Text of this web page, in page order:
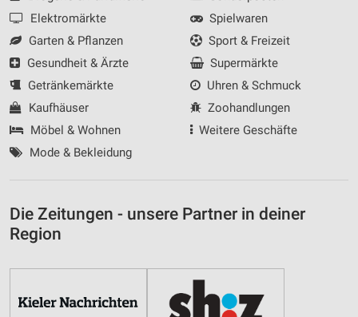
Elektromärkte
Garten & Pflanzen
Gesundheit & Ärzte
Getränkemärkte
Kaufhäuser
Möbel & Wohnen
Mode & Bekleidung
Spielwaren
Sport & Freizeit
Supermärkte
Uhren & Schmuck
Zoohandlungen
Weitere Geschäfte
Die Zeitungen - unsere Partner in deiner
Region